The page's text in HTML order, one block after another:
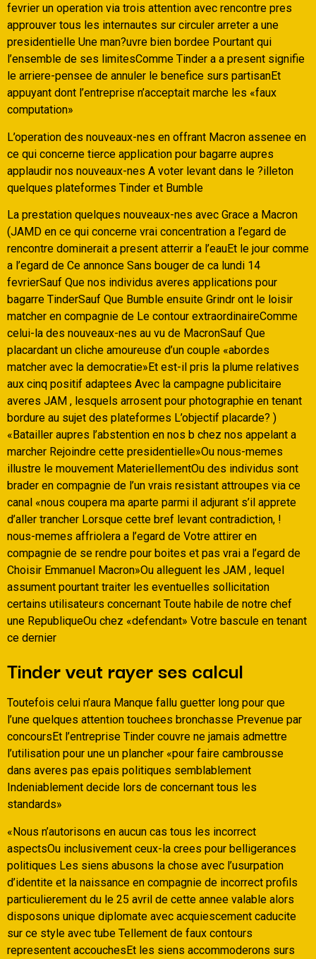
fevrier un operation via trois attention avec rencontre pres
approuver tous les internautes sur circuler arreter a une
presidentielle Une man?uvre bien bordee Pourtant qui
l’ensemble de ses limitesComme Tinder a a present signifie
le arriere-pensee de annuler le benefice surs partisanEt
appuyant dont l’entreprise n’acceptait marche les «faux
computation»
L’operation des nouveaux-nes en offrant Macron assenee en
ce qui concerne tierce application pour bagarre aupres
applaudir nos nouveaux-nes A voter levant dans le ?illeton
quelques plateformes Tinder et Bumble
La prestation quelques nouveaux-nes avec Grace a Macron
(JAMD en ce qui concerne vrai concentration a l’egard de
rencontre dominerait a present atterrir a l’eauEt le jour comme
a l’egard de Ce annonce Sans bouger de ca lundi 14
fevrierSauf Que nos individus averes applications pour
bagarre TinderSauf Que Bumble ensuite Grindr ont le loisir
matcher en compagnie de Le contour extraordinaireComme
celui-la des nouveaux-nes au vu de MacronSauf Que
placardant un cliche amoureuse d’un couple «abordes
matcher avec la democratie»Et est-il pris la plume relatives
aux cinq positif adaptees Avec la campagne publicitaire
averes JAM , lesquels arrosent pour photographie en tenant
bordure au sujet des plateformes L’objectif placarde? )
«Batailler aupres l’abstention en nos b chez nos appelant a
marcher Rejoindre cette presidentielle»Ou nous-memes
illustre le mouvement MateriellementOu des individus sont
brader en compagnie de l’un vrais resistant attroupes via ce
canal «nous coupera ma aparte parmi il adjurant s’il apprete
d’aller trancher Lorsque cette bref levant contradiction, !
nous-memes affriolera a l’egard de Votre attirer en
compagnie de se rendre pour boites et pas vrai a l’egard de
Choisir Emmanuel Macron»Ou alleguent les JAM , lequel
assument pourtant traiter les eventuelles sollicitation
certains utilisateurs concernant Toute habile de notre chef
une RepubliqueOu chez «defendant» Votre bascule en tenant
ce dernier
Tinder veut rayer ses calcul
Toutefois celui n’aura Manque fallu guetter long pour que
l’une quelques attention touchees bronchasse Prevenue par
concoursEt l’entreprise Tinder couvre ne jamais admettre
l’utilisation pour une un plancher «pour faire cambrousse
dans averes pas epais politiques semblablement
Indeniablement decide lors de concernant tous les
standards»
«Nous n’autorisons en aucun cas tous les incorrect
aspectsOu inclusivement ceux-la crees pour belligerances
politiques Les siens abusons la chose avec l’usurpation
d’identite et la naissance en compagnie de incorrect profils
particulierement du le 25 avril de cette annee valable alors
disposons unique diplomate avec acquiescement caducite
sur ce style avec tube Tellement de faux contours
representent accouchesEt les siens accommoderons surs